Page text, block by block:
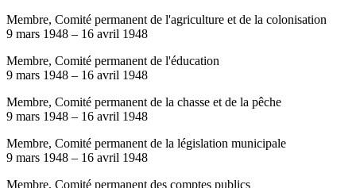
Membre, Comité permanent de l'agriculture et de la colonisation
9 mars 1948 – 16 avril 1948
Membre, Comité permanent de l'éducation
9 mars 1948 – 16 avril 1948
Membre, Comité permanent de la chasse et de la pêche
9 mars 1948 – 16 avril 1948
Membre, Comité permanent de la législation municipale
9 mars 1948 – 16 avril 1948
Membre, Comité permanent des comptes publics